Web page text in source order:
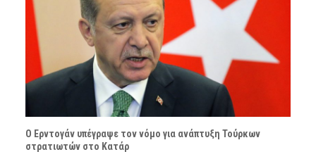
Ο Ερντογάν υπέγραψε τον νόμο για ανάπτυξη Τούρκων
στρατιωτών στο Κατάρ